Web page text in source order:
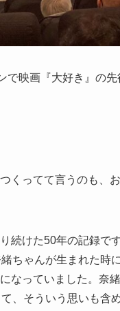
で映画『大好き』の
くってて言うのも、
続けた50年の記録で
ちゃんが生まれた時
なっていました。奈
、そういう思いも含